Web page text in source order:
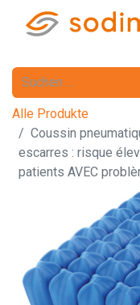
Alle Produkte
Coussin
escarres : risque
patients AVEC